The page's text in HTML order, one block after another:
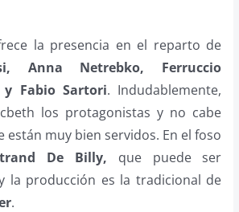
la presencia en el reparto de
Anna Netrebko, Ferruccio
Fabio Sartori. Indudablemente,
los protagonistas y no cabe
están muy bien servidos. En el foso
De Billy, que puede ser
la producción es la tradicional de
.